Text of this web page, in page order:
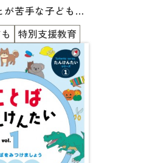
特別支援教育の専門家による
ントを掲載しています。
苦手な子ども
ども
。
援をするために、
の双方の視点を取り入れ
キルトレーニングなどを組み
特別支援教育